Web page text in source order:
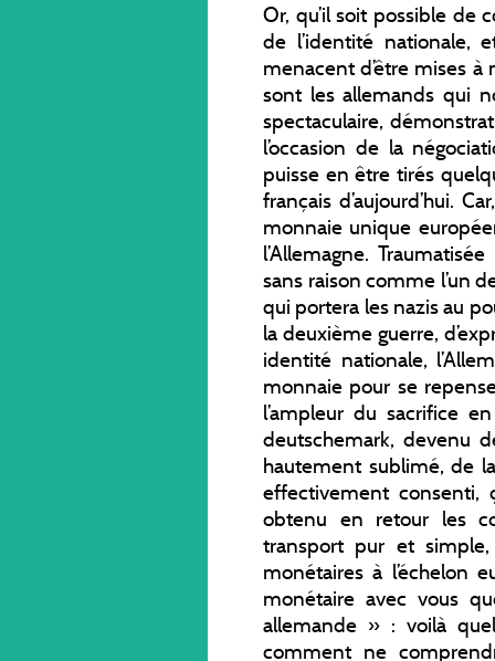
Or, qu’il soit possible de
de l’identité nationale,
menacent d’être mises
sont les allemands qui
spectaculaire,
l’occasion de la
puisse en être tirés
français d’aujourd’hui.
monnaie unique
l’Allemagne.
sans raison comme l’un
qui portera les nazis au
la deuxième guerre,
identité nationale,
monnaie pour se
l’ampleur du sacrifice
deutschemark, devenu
hautement sublimé, de
effectivement consenti,
obtenu en retour les
transport pur et
monétaires à l’échelon
monétaire avec vous
allemande » : voilà
comment ne